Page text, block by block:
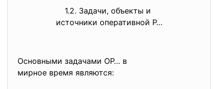
1.2. Задачи, объекты и
источники оперативной Р…
Основными задачами ОР… в
мирное время являются: